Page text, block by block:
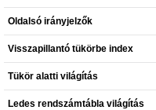
Oldalsó irányjelzők
Visszapillantó tükörbe index
Tükör alatti világítás
Ledes rendszámtábla világítás